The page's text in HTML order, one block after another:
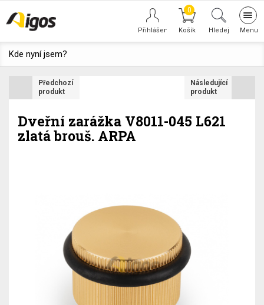
0
Hledej
Kde nyní jsem?
Předchozí
produkt
Následující
produkt
Dveřní zarážka V8011-045 L621
zlatá brouš. ARPA